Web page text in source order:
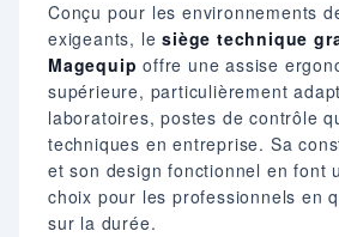
Conçu pour les environnements
exigeants, lesiège technique
Magequip offre une assise
supérieure, particulièrement
laboratoires, postes de contrôle
techniques en entreprise. Sa
et son design fonctionnel en font
choix pour les professionnels en
sur la durée.